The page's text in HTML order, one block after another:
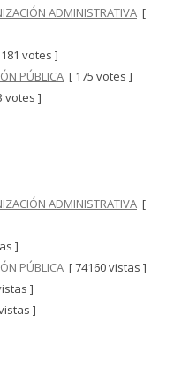
ADMINISTRATIVA [
votes ]
PÚBLICA [ 175 votes ]
votes ]
ADMINISTRATIVA [
]
PÚBLICA [ 74160 vistas ]
]
]